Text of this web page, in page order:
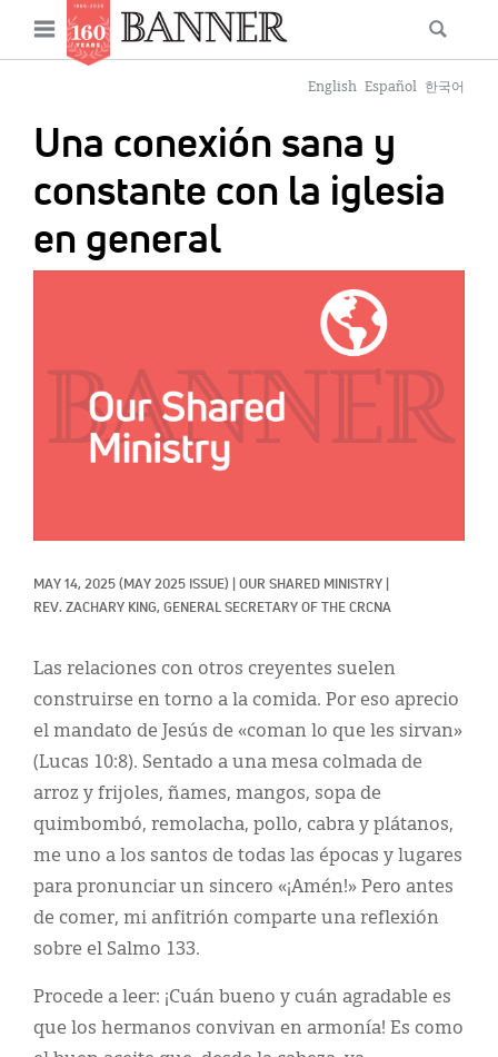
Open
English Español 한국어
Una conexión sana y
constante con la iglesia
en general
MAY 14, 2025 (MAY 2025 ISSUE) OUR SHARED MINISTRY
REV. ZACHARY KING, GENERAL SECRETARY OF THE CRCNA
Las relaciones con otros creyentes suelen
construirse en torno a la comida. Por eso aprecio
el mandato de Jesús de «coman lo que les sirvan»
(Lucas 10:8). Sentado a una mesa colmada de
arroz y frijoles, ñames, mangos, sopa de
quimbombó, remolacha, pollo, cabra y plátanos,
me uno a los santos de todas las épocas y lugares
para pronunciar un sincero «¡Amén!» Pero antes
de comer, mi anfitrión comparte una reflexión
sobre el Salmo 133.
Procede a leer: ¡Cuán bueno y cuán agradable es
que los hermanos convivan en armonía! Es como
Main
navigation
News
Features
Our Shared Ministry
Secondary
Menu
Resources
Español